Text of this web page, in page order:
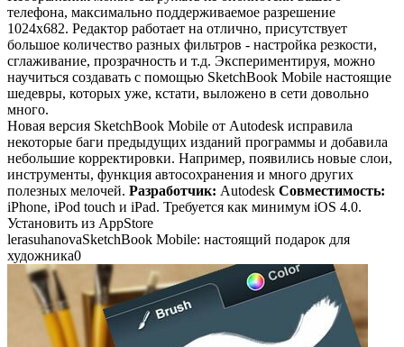
телефона, максимально поддерживаемое разрешение
1024х682. Редактор работает на отлично, присутствует
большое количество разных фильтров - настройка резкости,
сглаживание, прозрачность и т.д. Экспериментируя, можно
научиться создавать с помощью SketchBook Mobile настоящие
шедевры, которых уже, кстати, выложено в сети довольно
много.
Новая версия SketchBook Mobile от Autodesk исправила
некоторые баги предыдущих изданий программы и добавила
небольшие корректировки. Например, появились новые слои,
инструменты, функция автосохранения и много других
полезных мелочей. Разработчик: Autodesk Совместимость:
iPhone, iPod touch и iPad. Требуется как минимум iOS 4.0.
Установить из AppStore
lerasuhanovaSketchBook Mobile: настоящий подарок для
художника0